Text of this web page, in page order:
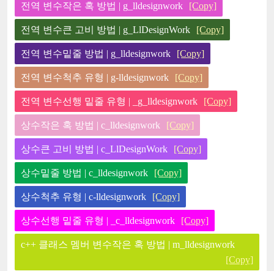
전역 변수작은 혹 방법 | g_lldesignwork [Copy]
전역 변수큰 고비 방법 | g_LlDesignWork [Copy]
전역 변수밑줄 방법 | g_lldesignwork [Copy]
전역 변수척추 유형 | g-lldesignwork [Copy]
전역 변수선행 밑줄 유형 | _g_lldesignwork [Copy]
상수작은 혹 방법 | c_lldesignwork [Copy]
상수큰 고비 방법 | c_LlDesignWork [Copy]
상수밑줄 방법 | c_lldesignwork [Copy]
상수척추 유형 | c-lldesignwork [Copy]
상수선행 밑줄 유형 | _c_lldesignwork [Copy]
c++ 클래스 멤버 변수작은 혹 방법 | m_lldesignwork
[Copy]